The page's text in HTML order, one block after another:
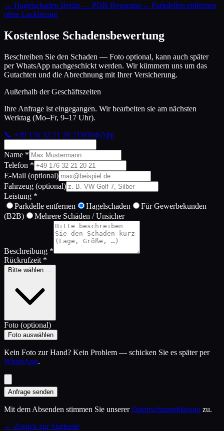
→ Hagelschaden Berlin — PDR-Reparatur→ Parkdellen entfernen
ohne Lackierung
Kostenlose Schadensbewertung
Beschreiben Sie den Schaden — Foto optional, kann auch später
per WhatsApp nachgeschickt werden. Wir kümmern uns um das
Gutachten und die Abrechnung mit Ihrer Versicherung.
Außerhalb der Geschäftszeiten
Ihre Anfrage ist eingegangen. Wir bearbeiten sie am nächsten
Werktag (Mo–Fr, 9–17 Uhr).
📞 +49 176 32 21 20 21WhatsApp
Name *
Telefon *
E-Mail (optional)
Fahrzeug (optional)
Leistung *
Parkdelle entfernen
Hagelschaden
Für Gewerbekunden
(B2B)
Mehrere Schäden / Unsicher
Beschreibung *
Rückrufzeit *
Bitte wählen …
Foto (optional)
Foto auswählen
Kein Foto zur Hand? Kein Problem — schicken Sie es später per
WhatsApp.
Anfrage senden
Mit dem Absenden stimmen Sie unserer Datenschutzerklärung zu.
← Zurück zur Startseite